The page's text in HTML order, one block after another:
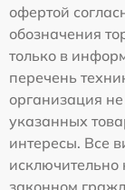
офертой
обозначения
только в
перечень
организация
указанных
интересы. Все
исключительно
законном